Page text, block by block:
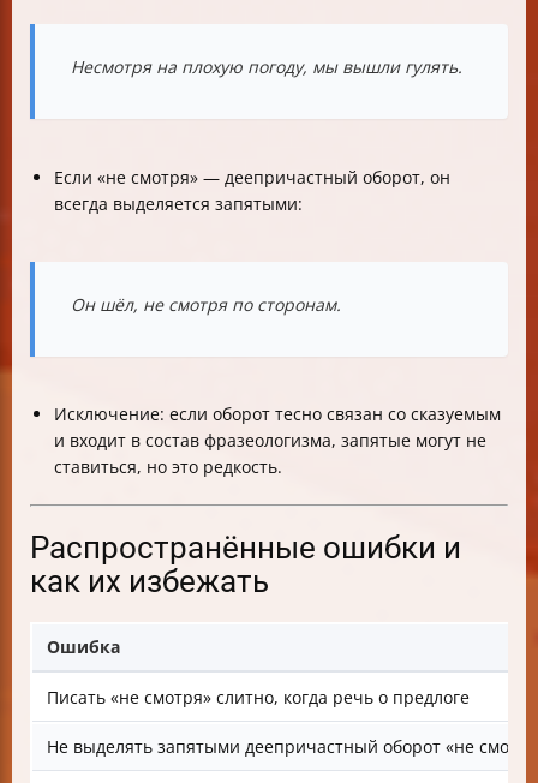
Несмотря на плохую погоду, мы вышли гулять.
Если «не смотря» — деепричастный оборот, он
всегда выделяется запятыми:
Он шёл, не смотря по сторонам.
Исключение: если оборот тесно связан со сказуемым
и входит в состав фразеологизма, запятые могут не
ставиться, но это редкость.
Распространённые ошибки и
как их избежать
Ошибка
Писать «не смотря» слитно, когда речь о предлоге
Не выделять запятыми деепричастный оборот «не